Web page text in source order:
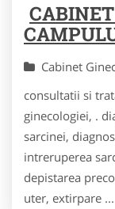
Cabinet
consultatii si
ginecologiei, .
sarcinei,
intreruperea
depistarea
uter, extirpare ...